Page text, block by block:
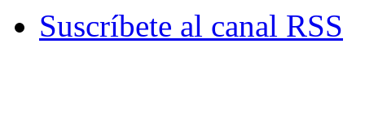
Suscríbete al canal RSS